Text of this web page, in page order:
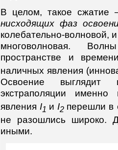
В целом, такое сжатие
нисходящих фаз
колебательно-волновой,
многоволновая.
пространстве и
наличных явления
Освоение выглядит
экстраполяции
явления I1 и I2 перешли в
не разошлись широко.
иными.